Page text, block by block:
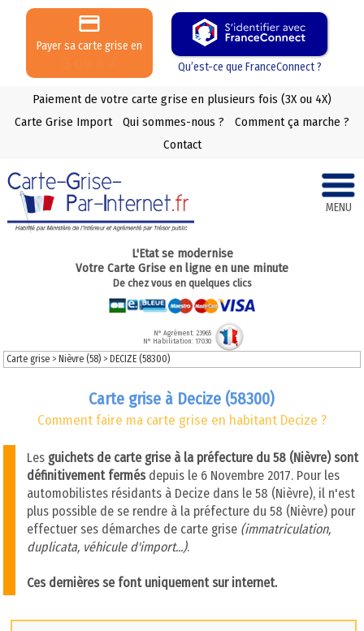
Payer sa carte grise en
Qu’est-ce que FranceConnect ?
Paiement de votre carte grise en plusieurs fois (3X ou 4X)
Carte Grise Import
Qui sommes-nous ?
Comment ça marche ?
Contact
MENU
L'Etat se modernise
Votre Carte Grise en ligne en une minute
De chez vous en quelques clics
N° Agrément: 23965
N° Habilitation: 17030
Carte grise > Nièvre (58)> DECIZE (58300)
Carte grise à Decize (58300)
Comment faire ma carte grise en habitant Decize ?
Les guichets de carte grise à la préfecture du 58 (Nièvre) sont
définitivement fermésdepuis le 6 Novembre 2017. Pour les
automobilistes résidants à Decize dans le 58 (Nièvre), il n'est
plus possible de se rendre à la préfecture du 58 (Nièvre) pour
effectuer ses démarches de carte grise (immatriculation,
duplicata, véhicule d'import...).
Ces dernières se font uniquement sur internet.